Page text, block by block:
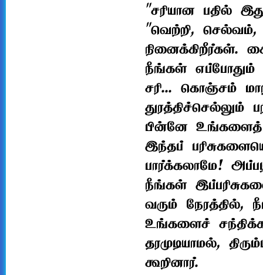
"சரியான பதில்
"வெற்றி,
நினைக்கிறீர்கள்.
நீங்கள் எப்போதும்
சரி... கொஞ்சம்
பின்னே உங்களைத்
இந்தப்
பார்க்கலாமே!
நீங்கள்
வரும் நேரத்தில்,
உங்களைச்
தரமுடியாமல்,
கூறினார்.